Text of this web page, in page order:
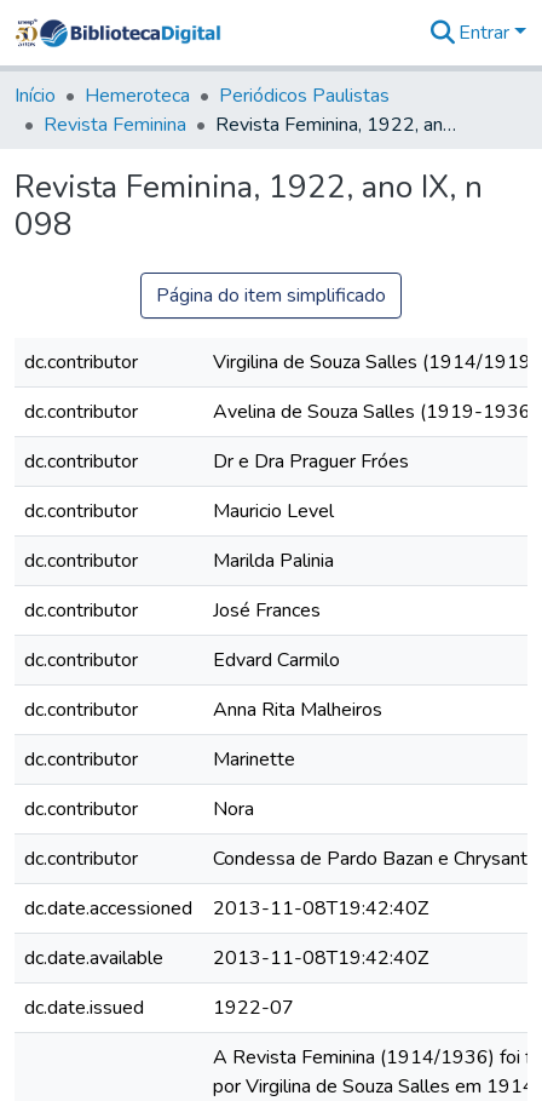
&
Coleções
Tudo na
Digital
Entrar
Início Hemeroteca
Periódicos Paulistas
Revista Feminina
Revista Feminina, 1922, ano IX, n 098
Revista Feminina, 1922, ano IX, n
098
Página do item simplificado
dc.contributor
Virgilina de Souza Salles (1914/1919)
dc.contributor
Avelina de Souza Salles (1919-1936)
dc.contributor
Dr e Dra Praguer Fróes
dc.contributor
Mauricio Level
dc.contributor
Marilda Palinia
dc.contributor
José Frances
dc.contributor
Edvard Carmilo
dc.contributor
Anna Rita Malheiros
dc.contributor
Marinette
dc.contributor
Nora
dc.contributor
Condessa de Pardo Bazan e
dc.date.accessioned
2013-11-08T19:42:40Z
dc.date.available
2013-11-08T19:42:40Z
dc.date.issued
1922-07
A Revista Feminina (1914/1936) foi
por Virgilina de Souza Salles em 1914